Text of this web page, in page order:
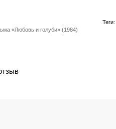
«Любовь и голуби» (1984)
Теги: